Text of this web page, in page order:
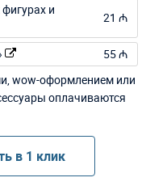
и
21 ₼
55 ₼
wow-оформлением или
оплачиваются
в 1 клик